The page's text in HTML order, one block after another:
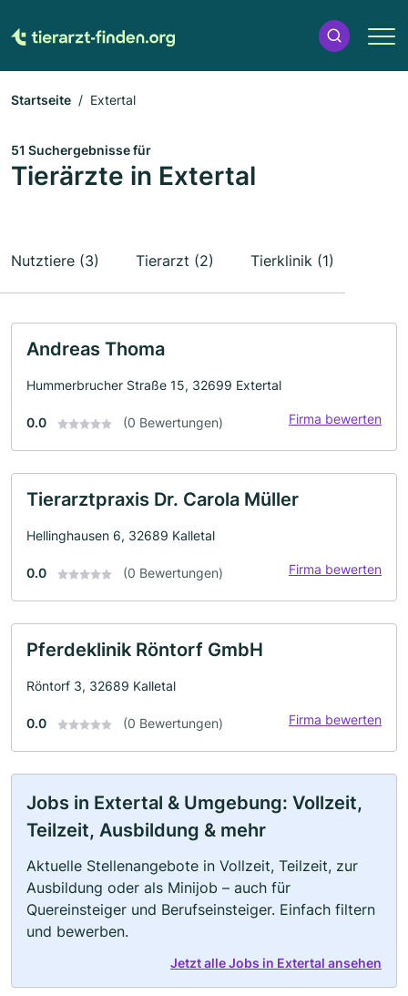
Startseite Extertal
51 Suchergebnisse für
Tierärzte in Extertal
Nutztiere (3) Tierarzt (2) Tierklinik (1)
Andreas Thoma
Hummerbrucher Straße 15, 32699 Extertal
0.0 (0 Bewertungen) Firma bewerten
Tierarztpraxis Dr. Carola Müller
Hellinghausen 6, 32689 Kalletal
0.0 (0 Bewertungen) Firma bewerten
Pferdeklinik Röntorf GmbH
Röntorf 3, 32689 Kalletal
0.0 (0 Bewertungen) Firma bewerten
Jobs in Extertal & Umgebung: Vollzeit,
Teilzeit, Ausbildung & mehr
Aktuelle Stellenangebote in Vollzeit, Teilzeit, zur
Ausbildung oder als Minijob – auch für
Quereinsteiger und Berufseinsteiger. Einfach filtern
und bewerben.
Jetzt alle Jobs in Extertal ansehen